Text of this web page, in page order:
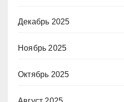
Декабрь 2025
Ноябрь 2025
Октябрь 2025